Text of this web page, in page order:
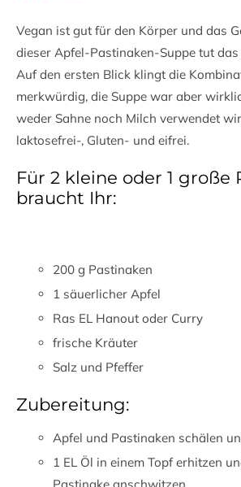
Vegan ist gut für den Körper und das
dieser Apfel-Pastinaken-Suppe tut
Auf den ersten Blick klingt die
merkwürdig, die Suppe war aber
weder Sahne noch Milch verwendet
laktosefrei-, Gluten- und eifrei.
Für 2 kleine oder 1 große
braucht Ihr:
200 g Pastinaken
1 säuerlicher Apfel
Ras EL Hanout oder Curry
frische Kräuter
Salz und Pfeffer
Zubereitung:
Apfel und Pastinaken schälen
1 EL Öl in einem Topf erhitzen